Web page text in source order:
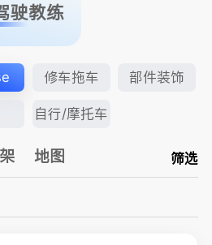
驶教练
修车拖车 部件装饰
自行/摩托车
地图 筛选